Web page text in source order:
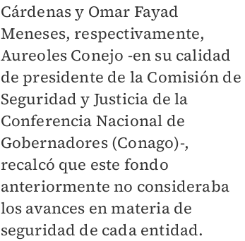
Cárdenas y Omar Fayad
Meneses, respectivamente,
Aureoles Conejo -en su calidad
de presidente de la Comisión de
Seguridad y Justicia de la
Conferencia Nacional de
Gobernadores (Conago)-,
recalcó que este fondo
anteriormente no consideraba
los avances en materia de
seguridad de cada entidad.